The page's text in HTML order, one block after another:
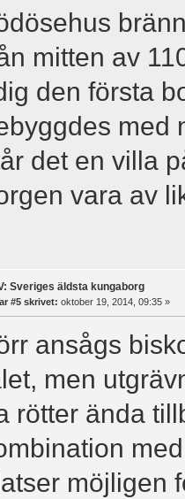
mitten av
den första
med
det en villa
vara av
Sveriges äldsta kungaborg
#5 skrivet: oktober 19, 2014, 09:35 »
ansågs
men
rötter ända
möjligen